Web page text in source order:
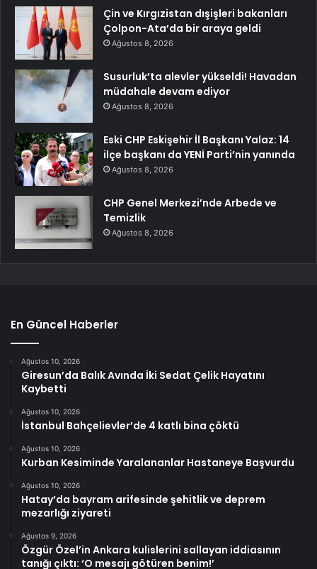
Çin ve Kırgızistan dışişleri bakanları
Çolpon-Ata’da bir araya geldi
Ağustos 8, 2026
Susurluk’ta alevler yükseldi! Havadan
müdahale devam ediyor
Ağustos 8, 2026
Eski CHP Eskişehir İl Başkanı Yalaz: 14
ilçe başkanı da YENİ Parti’nin yanında
Ağustos 8, 2026
CHP Genel Merkezi’nde Arbede ve
Temizlik
Ağustos 8, 2026
En Güncel Haberler
Ağustos 10, 2026
Giresun’da Balık Avında İki Sedat Çelik Hayatını
Kaybetti
Ağustos 10, 2026
İstanbul Bahçelievler’de 4 katlı bina çöktü
Ağustos 10, 2026
Kurban Kesiminde Yaralananlar Hastaneye Başvurdu
Ağustos 10, 2026
Hatay’da bayram arifesinde şehitlik ve deprem
mezarlığı ziyareti
Ağustos 9, 2026
Özgür Özel’in Ankara kulislerini sallayan iddiasının
tanığı çıktı: ‘O mesajı götüren benim!’